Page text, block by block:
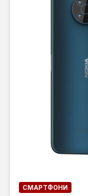
СМАРТФОНИ